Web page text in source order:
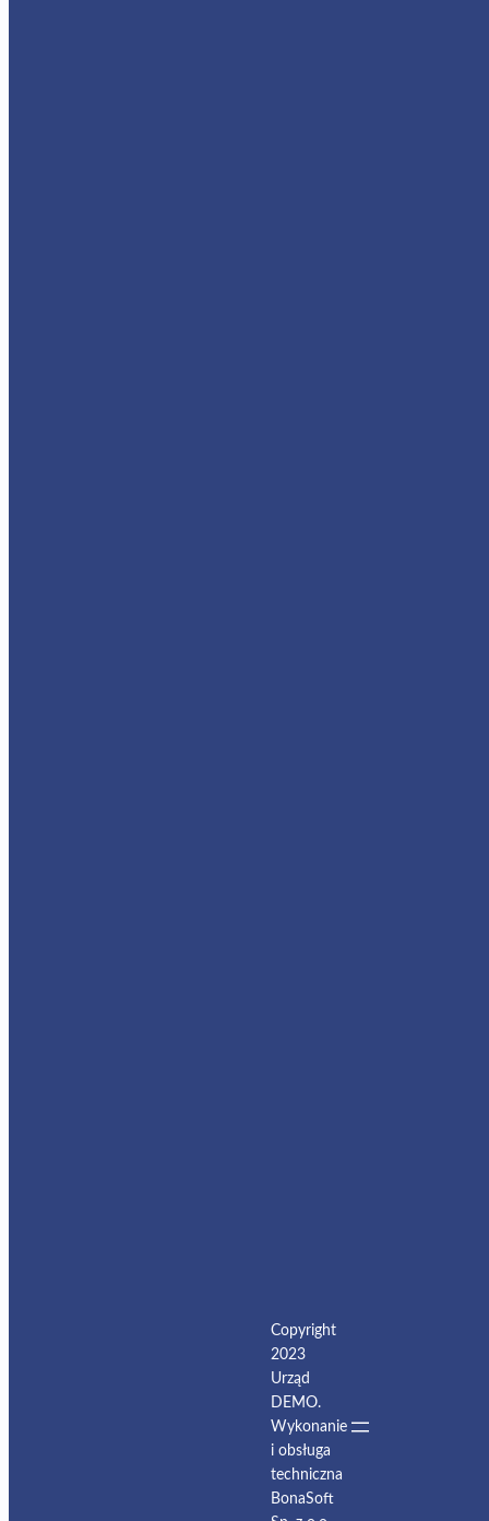
Copyright
2023
Urząd
DEMO.
Wykonanie
i obsługa
techniczna
BonaSoft